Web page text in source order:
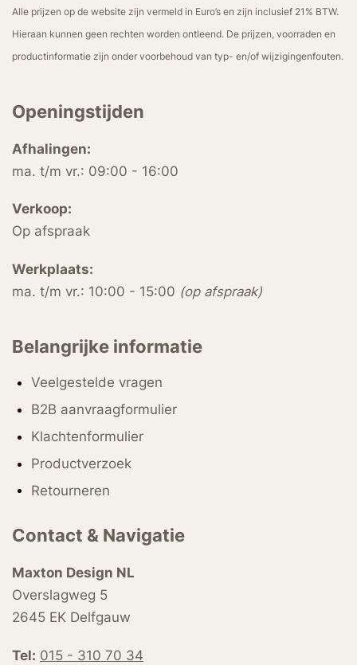
Alle prijzen op de website zijn vermeld in Euro’s en zijn inclusief 21% BTW.
Hieraan kunnen geen rechten worden ontleend. De prijzen, voorraden en
productinformatie zijn onder voorbehoud van typ- en/of wijzigingenfouten.
Openingstijden
Afhalingen:
ma. t/m vr.: 09:00 - 16:00
Verkoop:
Op afspraak
Werkplaats:
ma. t/m vr.: 10:00 - 15:00 (op afspraak)
Belangrijke informatie
Veelgestelde vragen
B2B aanvraagformulier
Klachtenformulier
Productverzoek
Retourneren
Contact & Navigatie
Maxton Design NL
Overslagweg 5
2645 EK Delfgauw
Tel: 015 - 310 70 34